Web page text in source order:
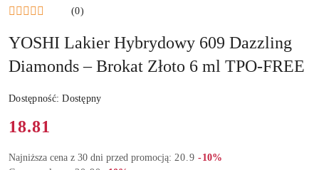
(0)
YOSHI Lakier Hybrydowy 609 Dazzling
Diamonds – Brokat Złoto 6 ml TPO-FREE
Dostępność:Dostępny
Cena:
18.81
Najniższa cena z 30 dni przed promocją: 20.9 Rabat:
-10%